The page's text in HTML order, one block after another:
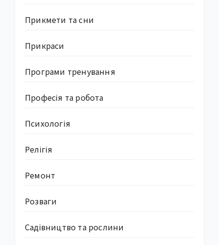
Прикмети та сни
Прикраси
Програми тренування
Професія та робота
Психологія
Релігія
Ремонт
Розваги
Садівництво та рослини